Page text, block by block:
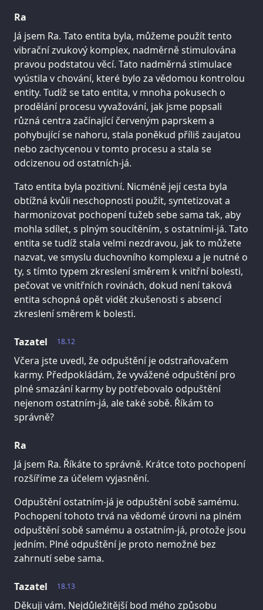
Ra
Já jsem Ra. Tato entita byla, můžeme použít tento
vibrační zvukový komplex, nadměrně stimulována
pravou podstatou věcí. Tato nadměrná stimulace
vyústila v chování, které bylo za vědomou kontrolou
entity. Tudíž se tato entita, v mnoha pokusech o
prodělání procesu vyvažování, jak jsme popsali
různá centra začínající červeným paprskem a
pohybující se nahoru, stala poněkud příliš zaujatou
nebo zachycenou v tomto procesu a stala se
odcizenou od ostatních-já.
Tato entita byla pozitivní. Nicméně její cesta byla
obtížná kvůli neschopnosti použít, syntetizovat a
harmonizovat pochopení tužeb sebe sama tak, aby
mohla sdílet, s plným soucítěním, s ostatními-já. Tato
entita se tudíž stala velmi nezdravou, jak to můžete
nazvat, ve smyslu duchovního komplexu a je nutné o
ty, s tímto typem zkreslení směrem k vnitřní bolesti,
pečovat ve vnitřních rovinách, dokud není taková
entita schopná opět vidět zkušenosti s absencí
zkreslení směrem k bolesti.
18.12
Tazatel
Včera jste uvedl, že odpuštění je odstraňovačem
karmy. Předpokládám, že vyvážené odpuštění pro
plné smazání karmy by potřebovalo odpuštění
nejenom ostatním-já, ale také sobě. Říkám to
správně?
Ra
Já jsem Ra. Říkáte to správně. Krátce toto pochopení
rozšíříme za účelem vyjasnění.
Odpuštění ostatním-já je odpuštění sobě samému.
Pochopení tohoto trvá na vědomé úrovni na plném
odpuštění sobě samému a ostatním-já, protože jsou
jedním. Plné odpuštění je proto nemožné bez
zahrnutí sebe sama.
18.13
Tazatel
Děkuji vám. Nejdůležitější bod mého způsobu